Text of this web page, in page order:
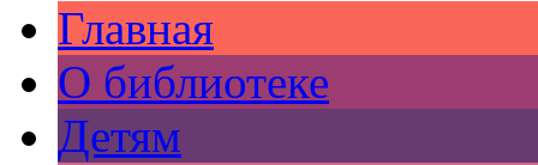
Главная
О библиотеке
Детям